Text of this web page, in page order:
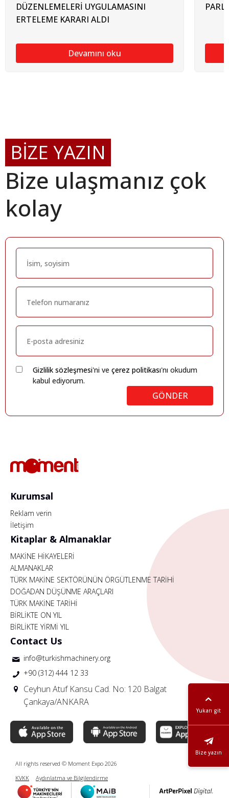
DÜZENLEMELERİ UYGULAMASINI
ERTELEME KARARI ALDI
Devamını oku
BİZE YAZIN
Bize ulaşmanız çok
kolay
Gizlilik sözleşmesi'ni ve çerez politikası'nı okudum
kabul ediyorum.
GÖNDER
Yukarı git
Bize yazın
Kurumsal
Reklam verin
İletişim
Kitaplar & Almanaklar
MAKİNE HİKAYELERİ
ALMANAKLAR
TÜRK MAKİNE SEKTÖRÜNÜN ÖRGÜTLENME TARİHİ
DOĞADAN DÜŞÜNME ARAÇLARI
TÜRK MAKİNE TARİHİ
BİRLİKTE ON YIL
BİRLİKTE YİRMİ YIL
Contact Us
info@turkishmachinery.org
+90 (312) 444 12 33
Ceyhun Atuf Kansu Cad. No: 120 Balgat
Çankaya/ANKARA
All rights reserved © Moment Expo 2026
KVKK
Aydınlatma ve Bilgilendirme